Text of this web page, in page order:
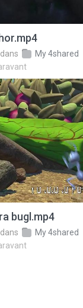
dans
My 4shared
bugl.mp4
dans
My 4shared